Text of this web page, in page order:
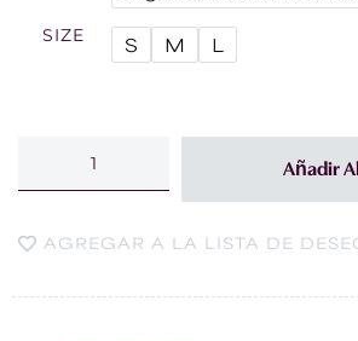
SIZE S M L
Añadir
AGREGAR A LA LISTA DE